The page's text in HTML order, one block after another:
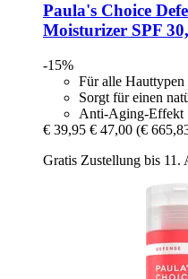
Paula's Choice
Moisturizer SPF
-15%
Für alle Hauttypen
Sorgt für einen
Anti-Aging-Effekt
€ 39,95 € 47,00 (€
Gratis Zustellung bis 11.